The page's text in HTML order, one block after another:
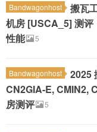
Bandwagonhost
搬瓦
机房 [USCA_5] 测评
性能
5
Bandwagonhost
2025
CN2GIA-E, CMIN2,
房测评
5